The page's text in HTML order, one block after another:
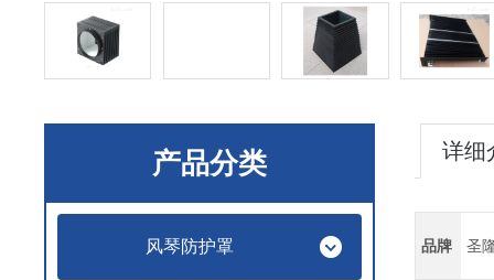
产品分类
风琴防护罩
详细
品牌 圣